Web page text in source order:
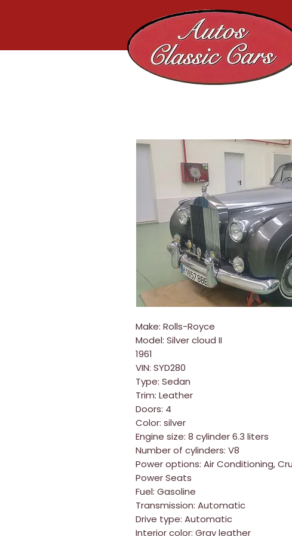
Make: Rolls-Royce
Model: Silver cloud II
1961
VIN: SYD280
Type: Sedan
Trim: Leather
Doors: 4
Color: silver
Engine size: 8 cylinder 6.3 liters
Number of cylinders: V8
Power options: Air Conditioning,
Power Seats
Fuel: Gasoline
Transmission: Automatic
Drive type: Automatic
Interior color: Gray leather